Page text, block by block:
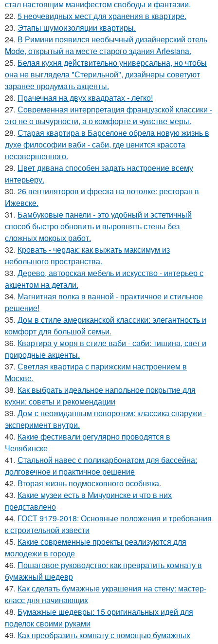
стал настоящим манифестом свободы и фантазии.
22. 5 неочевидных мест для хранения в квартире.
23. Этапы шумоизоляции квартиры.
24. В Римини появился необычный дизайнерский отель
Mode, открытый на месте старого здания Arlesiana.
25. Белая кухня действительно универсальна, но чтобы
она не выглядела "Стерильной", дизайнеры советуют
заранее продумать акценты.
26. Прачечная на двух квадратах - легко!
27. Современная интерпретация французской классики -
это не о вычурности, а о комфорте и чувстве меры.
28. Старая квартира в Барселоне обрела новую жизнь в
духе философии ваби - саби, где ценится красота
несовершенного.
29. Цвет дивана способен задать настроение всему
интерьеру.
30. 26 вентиляторов и фреска на потолке: ресторан в
Ижевске.
31. Бамбуковые панели - это удобный и эстетичный
способ быстро обновить и выровнять стены без
сложных мокрых работ.
32. Кровать - чердак: как выжать максимум из
небольшого пространства.
33. Дерево, авторская мебель и искусство - интерьер с
акцентом на детали.
34. Магнитная полка в ванной - практичное и стильное
решение!
35. Дом в стиле американской классики: элегантность и
комфорт для большой семьи.
36. Квартира у моря в стиле ваби - саби: тишина, свет и
природные акценты.
37. Светлая квартира с парижским настроением в
Москве.
38. Как выбрать идеальное напольное покрытие для
кухни: советы и рекомендации
39. Дом с неожиданным поворотом: классика снаружи -
эксперимент внутри.
40. Какие фестивали регулярно проводятся в
Челябинске
41. Стальной навес с поликарбонатом для бассейна:
долговечное и практичное решение
42. Вторая жизнь подмосковного особняка.
43. Какие музеи есть в Мичуринске и что в них
представлено
44. ГОСТ 9179-2018: Основные положения и требования
к строительной извести
45. Какие современные проекты реализуются для
молодежи в городе
46. Пошаговое руководство: как превратить комнату в
бумажный шедевр
47. Как сделать бумажные украшения на стену: мастер-
класс для начинающих
48. Бумажные шедевры: 15 оригинальных идей для
поделок своими руками
49. Как преобразить комнату с помощью бумажных